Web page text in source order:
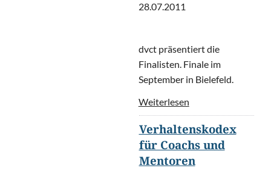
28.07.2011
dvct präsentiert die
Finalisten. Finale im
September in Bielefeld.
Weiterlesen
Verhaltenskodex
für Coachs und
Mentoren